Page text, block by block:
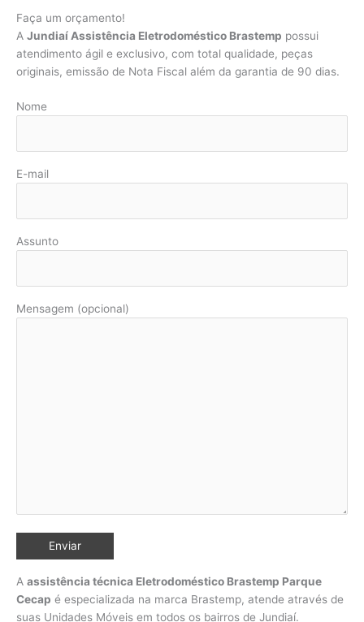
Faça um orçamento!
A Jundiaí Assistência Eletrodoméstico Brastemp possui
atendimento ágil e exclusivo, com total qualidade, peças
originais, emissão de Nota Fiscal além da garantia de 90 dias.
Nome
E-mail
Assunto
Mensagem (opcional)
A assistência técnica Eletrodoméstico Brastemp Parque
Cecap é especializada na marca Brastemp, atende através de
suas Unidades Móveis em todos os bairros de Jundiaí.